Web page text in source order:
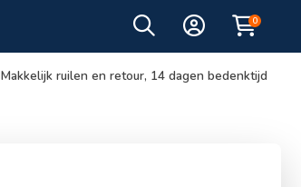
0
Makkelijk ruilen en retour, 14 dagen bedenktijd